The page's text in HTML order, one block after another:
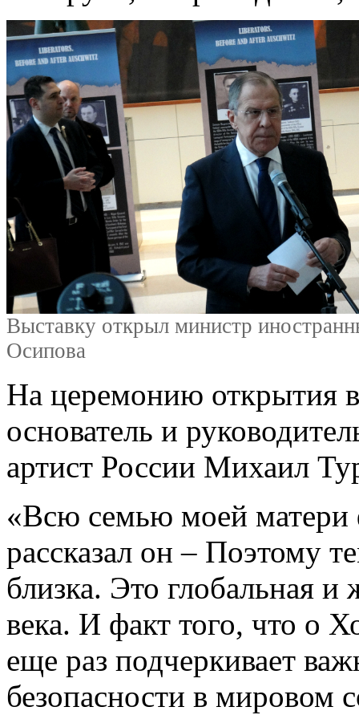
Выставку открыл министр
Осипова
На церемонию открытия
основатель и
артист России Михаил
«Всю семью моей матери
рассказал он – Поэтому
близка. Это глобальная
века. И факт того, что о
еще раз подчеркивает
безопасности в